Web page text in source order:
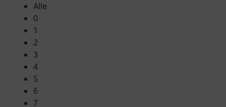
Alle
0
1
2
3
4
5
6
7